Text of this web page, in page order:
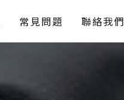
常見問題 聯絡我們